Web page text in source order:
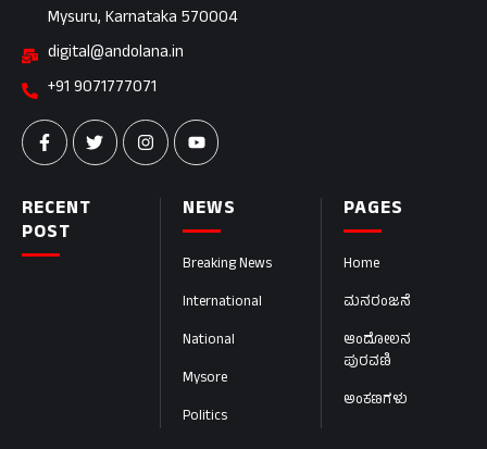
PAGES
Home
ಮನರಂಜನೆ
ಆಂದೋಲನ
ಪುರವಣಿ
ಅಂಕಣಗಳು
NEWS
Breaking News
International
National
Mysore
Politics
RECENT
POST
Mysuru, Karnataka 570004
digital@andolana.in
+91 9071777071